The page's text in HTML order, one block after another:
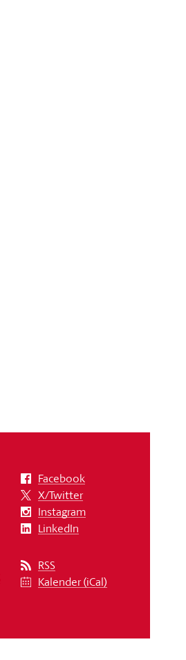
Facebook
X/Twitter
Instagram
LinkedIn
RSS
Kalender (iCal)